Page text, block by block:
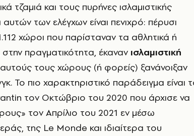
τζαμιά και τους πυρήνες ισλαμιστικής
των ελέγχων είναι πενιχρό: πέρυσι
χώροι που παρίσταναν τα αθλητικά ή
στην πραγματικότητα, έκαναν ισλαμιστική
αυτούς τους χώρους (ή φορείς) ξανάνοιξαν
Το πιο χαρακτηριστικό παράδειγμα είναι
τον Οκτώβριο του 2020 που άρχισε να
τον Απρίλιο του 2021 εν μέσω
της Le Monde και ιδιαίτερα του